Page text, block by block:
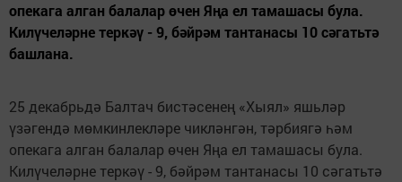
опекага алган балалар өчен Яңа ел тамашасы була.
Килүчеләрне теркәү - 9, бәйрәм тантанасы 10 сәгатьтә
башлана.
25 декабрьдә Балтач бистәсенең «Хыял» яшьләр
үзәгендә мөмкинлекләре чикләнгән, тәрбиягә һәм
опекага алган балалар өчен Яңа ел тамашасы була.
Килүчеләрне теркәү - 9, бәйрәм тантанасы 10 сәгатьтә